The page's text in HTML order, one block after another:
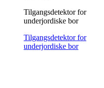
Tilgangsdetektor for
underjordiske bor
Tilgangsdetektor for
underjordiske bor